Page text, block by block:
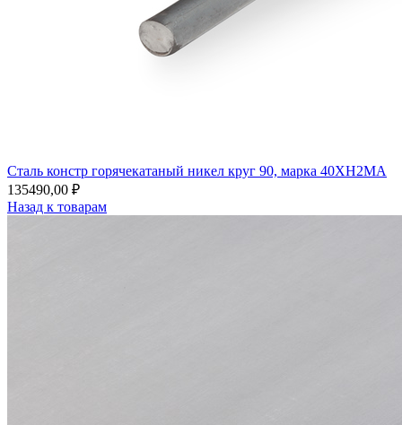
Сталь констр горячекатаный никел круг 90, марка 40ХН2МА
135490,00 ₽
Назад к товарам